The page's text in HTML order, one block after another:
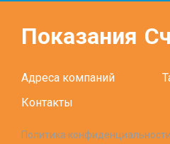
Показания
Адреса компаний
Контакты
Политика конфиденциальности